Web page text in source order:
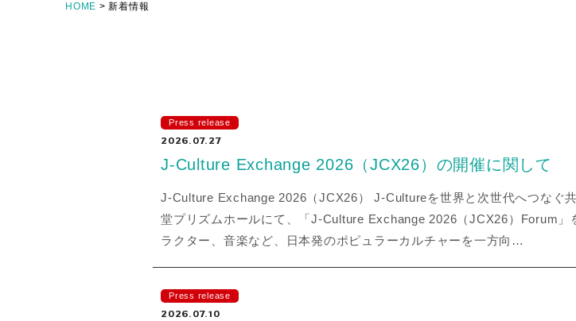
HOME >新着情報
Press release
2026.07.27
J-Culture Exchange 2026（JCX26）の開催に関して
J-Culture Exchange 2026（JCX26） J-Cultureを世界と次世代へつな
堂プリズムホールにて、「J-Culture Exchange 2026（JCX26）Forum
ラクター、音楽など、日本発のポピュラーカルチャーを一方向…
Press release
2026.07.10